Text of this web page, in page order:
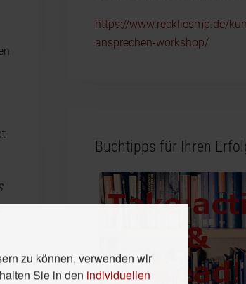
https://www.reckliesmp.de/
ansprechen-workshop/
Buchtipps für Ihren
zu können, verwenden wir
Sie in den individuellen